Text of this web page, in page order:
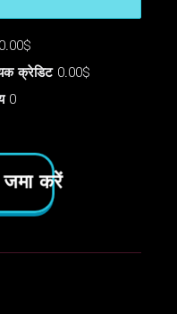
0.00$
क्रेडिट 0.00$
0
करें